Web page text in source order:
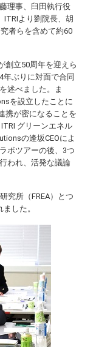
理事、臼田執行役
ITRIより劉院長、胡
者らを含めて約60
創立50周年を迎えら
ぶりに対面で合同
述べました。ま
を設立したことに
携が密になることを
グリーンエネル
の逢坂CEOによ
ボツアーの後、3つ
われ、活発な議論
究所（FREA）とつ
した。